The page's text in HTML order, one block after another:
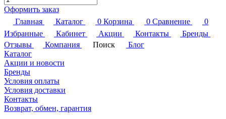
Оформить заказ
Главная
Каталог 0 Корзина 0 Сравнение
0
Избранные
Кабинет Акции Контакты
Бренды
Отзывы
Компания Поиск
Блог
Каталог
Акции и новости
Бренды
Условия оплаты
Условия доставки
Контакты
Возврат, обмен, гарантия